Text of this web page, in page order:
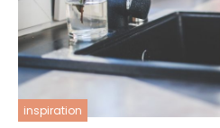
inspiration